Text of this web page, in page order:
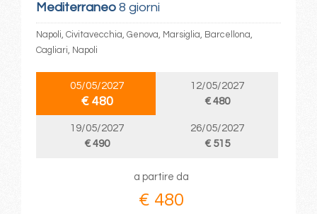
Mediterraneo8 giorni
Napoli, Civitavecchia, Genova, Marsiglia, Barcellona,
Cagliari, Napoli
05/05/2027
€ 480
12/05/2027
€ 480
19/05/2027
€ 490
26/05/2027
€ 515
a partire da
€ 480